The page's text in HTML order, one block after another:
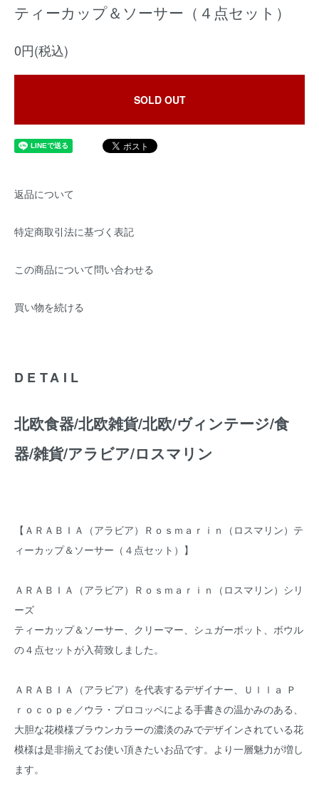
ティーカップ＆ソーサー（４点セット）
0円(税込)
SOLD OUT
返品について
特定商取引法に基づく表記
この商品について問い合わせる
買い物を続ける
DETAIL
北欧食器/北欧雑貨/北欧/ヴィンテージ/食
器/雑貨/アラビア/ロスマリン
【ＡＲＡＢＩＡ（アラビア）Ｒｏｓｍａｒｉｎ（ロスマリン）テ
ィーカップ＆ソーサー（４点セット）】
ＡＲＡＢＩＡ（アラビア）Ｒｏｓｍａｒｉｎ（ロスマリン）シリ
ーズ
ティーカップ＆ソーサー、クリーマー、シュガーポット、ボウル
の４点セットが入荷致しました。
ＡＲＡＢＩＡ（アラビア）を代表するデザイナー、Ｕｌｌａ Ｐ
ｒｏｃｏｐｅ／ウラ・プロコッペによる手書きの温かみのある、
大胆な花模様ブラウンカラーの濃淡のみでデザインされている花
模様は是非揃えてお使い頂きたいお品です。より一層魅力が増し
ます。